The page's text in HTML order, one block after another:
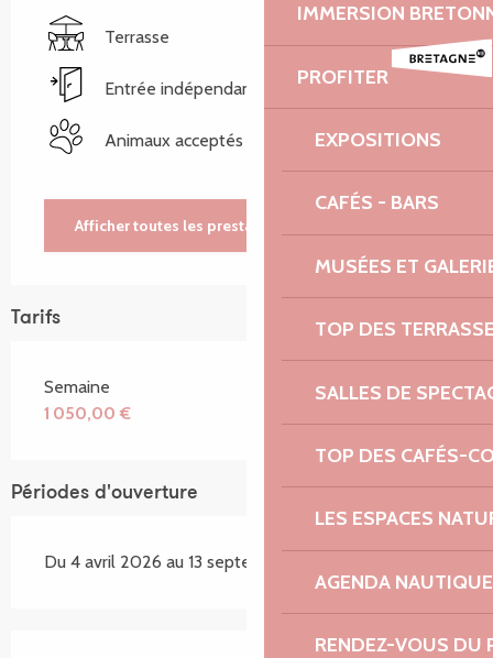
IMMERSION
PROFITER
EXPOSITIONS
CAFÉS - BARS
MUSÉES ET
TOP DES
SALLES DE
TOP DES CAFÉS-
LES ESPACES
AGENDA NAUTIQUE
RENDEZ-VOUS DU
Terrasse
Entrée indépendante
Animaux acceptés
Afficher toutes les prestations
Tarifs
Semaine
1 050,00 €
Périodes d'ouverture
Du 4 avril 2026 au 13 septembre 2026